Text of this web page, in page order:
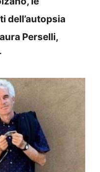
dell’autopsia
Perselli,